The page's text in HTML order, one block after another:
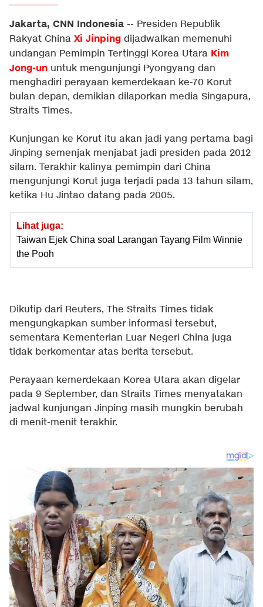
Jakarta, CNN Indonesia -- Presiden Republik
Rakyat China Xi Jinping dijadwalkan memenuhi
undangan Pemimpin Tertinggi Korea Utara Kim
Jong-un untuk mengunjungi Pyongyang dan
menghadiri perayaan kemerdekaan ke-70 Korut
bulan depan, demikian dilaporkan media Singapura,
Straits Times.
Kunjungan ke Korut itu akan jadi yang pertama bagi
Jinping semenjak menjabat jadi presiden pada 2012
silam. Terakhir kalinya pemimpin dari China
mengunjungi Korut juga terjadi pada 13 tahun silam,
ketika Hu Jintao datang pada 2005.
Lihat juga:
Taiwan Ejek China soal Larangan Tayang Film Winnie
the Pooh
Dikutip dari Reuters, The Straits Times tidak
mengungkapkan sumber informasi tersebut,
sementara Kementerian Luar Negeri China juga
tidak berkomentar atas berita tersebut.
Perayaan kemerdekaan Korea Utara akan digelar
pada 9 September, dan Straits Times menyatakan
jadwal kunjungan Jinping masih mungkin berubah
di menit-menit terakhir.